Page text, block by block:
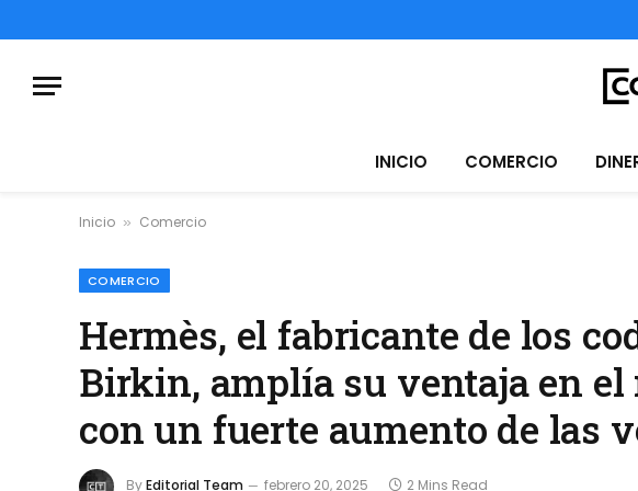
INICIO COMERCIO
Inicio » Comercio
COMERCIO
Hermès, el fabricante de los
Birkin, amplía su ventaja en el
con un fuerte aumento de las
ByEditorial Team febrero 20, 2025 2 Mins Read